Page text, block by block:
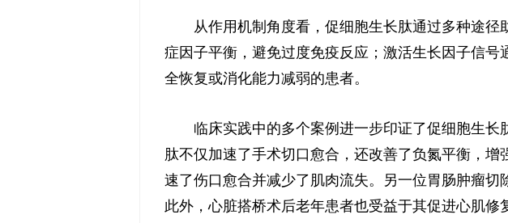
从作用机制角度看，促细胞生长肽通过多种途
症因子平衡，避免过度免疫反应；激活生长因子信
全恢复或消化能力减弱的患者。
临床实践中的多个案例进一步印证了促细胞生
肽不仅加速了手术切口愈合，还改善了负氮平衡，
速了伤口愈合并减少了肌肉流失。另一位胃肠肿瘤切
此外，心脏搭桥术后老年患者也受益于其促进心肌